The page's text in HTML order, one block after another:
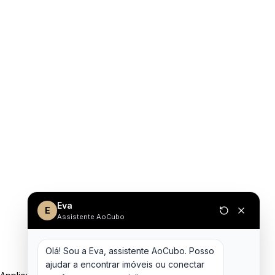
E Eva
Assistente AoCubo
Olá! Sou a Eva, assistente AoCubo. Posso
ajudar a encontrar imóveis ou conectar